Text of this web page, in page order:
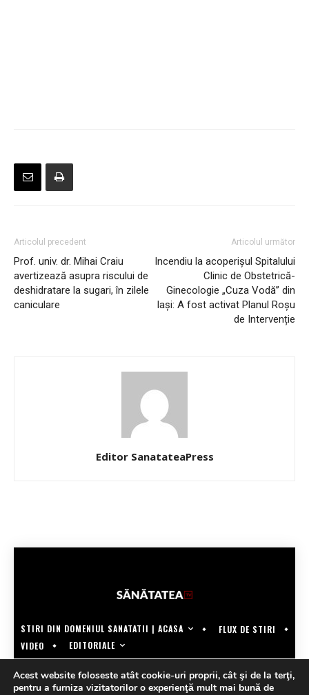
Articolul precedent
Prof. univ. dr. Mihai Craiu
avertizează asupra riscului de
deshidratare la sugari, în zilele
caniculare
Articolul următor
Incendiu la acoperișul Spitalului
Clinic de Obstetrică-
Ginecologie „Cuza Vodă” din
Iași: A fost activat Planul Roșu
de Intervenție
Editor SanatateaPress
STIRI DIN DOMENIUL SANATATII | ACASA
FLUX DE STIRI
VIDEO
EDITORIALE
Acest website foloseste atât cookie-uri proprii, cât şi de la terţi,
pentru a furniza vizitatorilor o experienţă mult mai bună de